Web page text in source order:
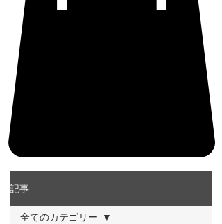
記事
全てのカテゴリー